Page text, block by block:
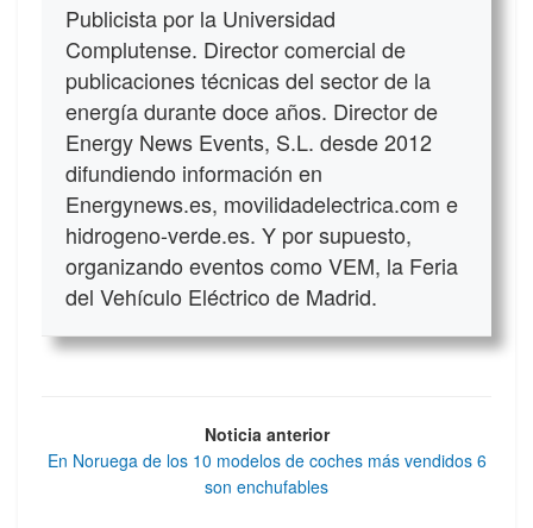
Publicista por la Universidad
Complutense. Director comercial de
publicaciones técnicas del sector de la
energía durante doce años. Director de
Energy News Events, S.L. desde 2012
difundiendo información en
Energynews.es, movilidadelectrica.com e
hidrogeno-verde.es. Y por supuesto,
organizando eventos como VEM, la Feria
del Vehículo Eléctrico de Madrid.
Noticia anterior
En Noruega de los 10 modelos de coches más vendidos 6
son enchufables